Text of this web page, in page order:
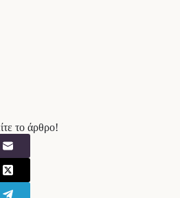
το άρθρο!